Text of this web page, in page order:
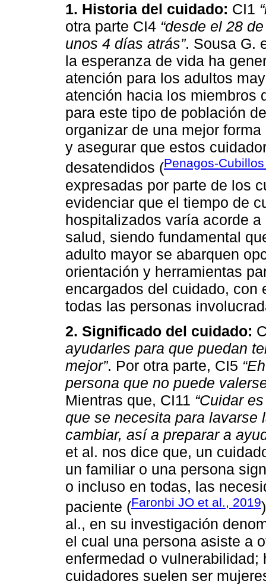
1. Historia del cuidado: CI1
otra parte CI4 “desde el 28
unos 4 días atrás”. Sousa G.
la esperanza de vida ha
atención para los adultos
atención hacia los miembros
para este tipo de población
organizar de una mejor
y asegurar que estos
desatendidos (Penagos-
expresadas por parte de los
evidenciar que el tiempo de
hospitalizados varía acorde
salud, siendo fundamental
adulto mayor se abarquen
orientación y herramientas
encargados del cuidado, con
todas las personas
2. Significado del cuidado:
ayudarles para que puedan
mejor”. Por otra parte, CI5
persona que no puede
Mientras que, CI11 “Cuidar
que se necesita para lavarse
cambiar, así a preparar a
et al. nos dice que, un
un familiar o una persona
o incluso en todas, las
paciente (Faronbi JO et al., 2019
al., en su investigación
el cual una persona asiste a
enfermedad o
cuidadores suelen ser